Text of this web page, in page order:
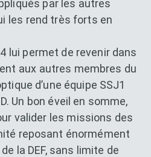
par les autres
les rend très forts en
lui permet de revenir dans
aux autres membres du
d’une équipe SSJ1
Un bon éveil en somme,
valider les missions des
reposant énormément
la DEF, sans limite de